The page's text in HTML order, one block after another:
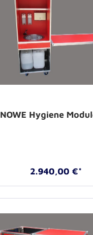
NOWE Hygiene
2.940,00 €*